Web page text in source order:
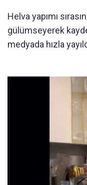
Helva yapımı
gülümseyerek
medyada hızla